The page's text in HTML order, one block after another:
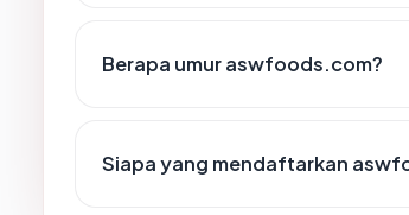
Berapa umur aswfoods.com?
Siapa yang mendaftarkan